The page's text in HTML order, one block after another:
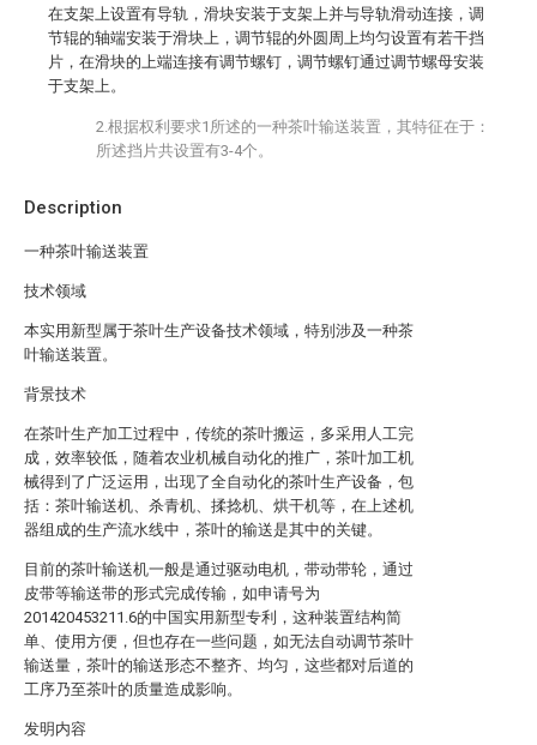
Description
一种茶叶输送装置
技术领域
本实用新型属于茶叶生产设备技术领域，特别涉及一种茶
叶输送装置。
背景技术
在茶叶生产加工过程中，传统的茶叶搬运，多采用人工完
成，效率较低，随着农业机械自动化的推广，茶叶加工机
械得到了广泛运用，出现了全自动化的茶叶生产设备，包
括：茶叶输送机、杀青机、揉捻机、烘干机等，在上述机
器组成的生产流水线中，茶叶的输送是其中的关键。
目前的茶叶输送机一般是通过驱动电机，带动带轮，通过
皮带等输送带的形式完成传输，如申请号为
201420453211.6的中国实用新型专利，这种装置结构简
单、使用方便，但也存在一些问题，如无法自动调节茶叶
输送量，茶叶的输送形态不整齐、均匀，这些都对后道的
工序乃至茶叶的质量造成影响。
发明内容
在支架上设置有导轨，滑块安装于支架上并与导轨滑动连接，调
节辊的轴端安装于滑块上，调节辊的外圆周上均匀设置有若干挡
片，在滑块的上端连接有调节螺钉，调节螺钉通过调节螺母安装
于支架上。
2.根据权利要求1所述的一种茶叶输送装置，其特征在于：
所述挡片共设置有3-4个。